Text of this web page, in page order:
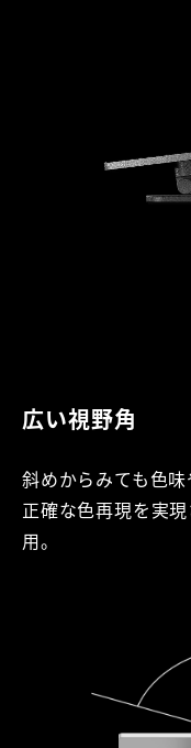
広い視野角
斜めからみても色味
正確な色再現を実
用。